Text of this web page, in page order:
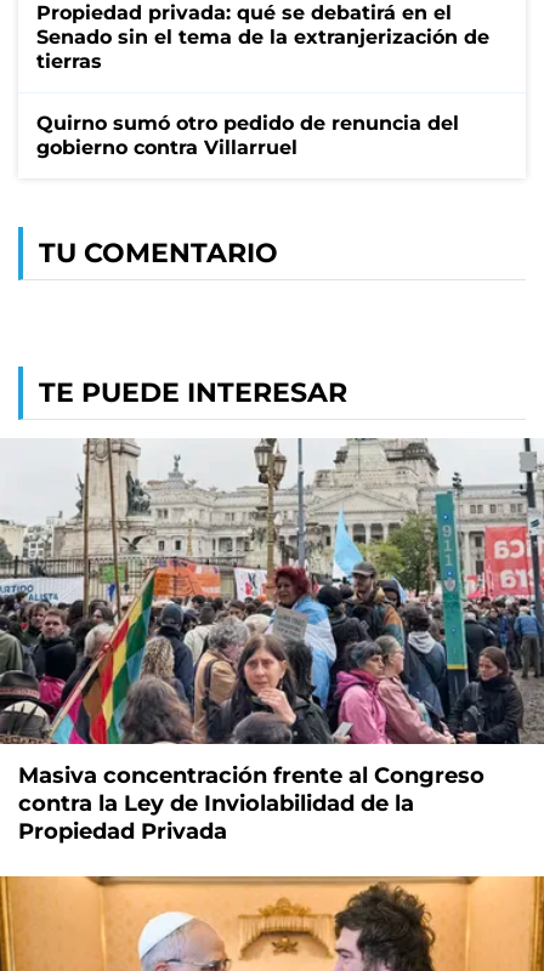
Propiedad privada: qué se debatirá en el
Senado sin el tema de la extranjerización de
tierras
Quirno sumó otro pedido de renuncia del
gobierno contra Villarruel
TU COMENTARIO
TE PUEDE INTERESAR
Masiva concentración frente al Congreso
contra la Ley de Inviolabilidad de la
Propiedad Privada